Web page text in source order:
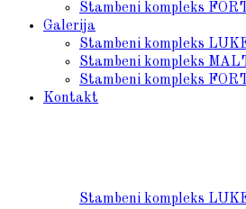
Stambeni kompleks
Galerija
Stambeni kompleks
Stambeni kompleks
Stambeni kompleks
Kontakt
Stambeni kompleks